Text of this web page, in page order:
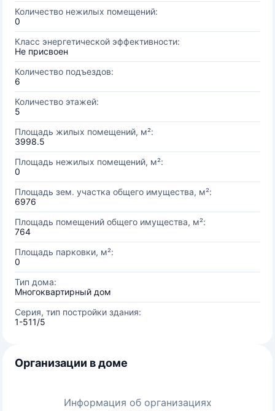
Количество нежилых помещений:
0
Класс энергетической эффективности:
Не присвоен
Количество подъездов:
6
Количество этажей:
5
Площадь жилых помещений, м²:
3998.5
Площадь нежилых помещений, м²:
0
Площадь зем. участка общего имущества, м²:
6976
Площадь помещений общего имущества, м²:
764
Площадь парковки, м²:
0
Тип дома:
Многоквартирный дом
Серия, тип постройки здания:
1-511/5
Организации в доме
Информация об организациях